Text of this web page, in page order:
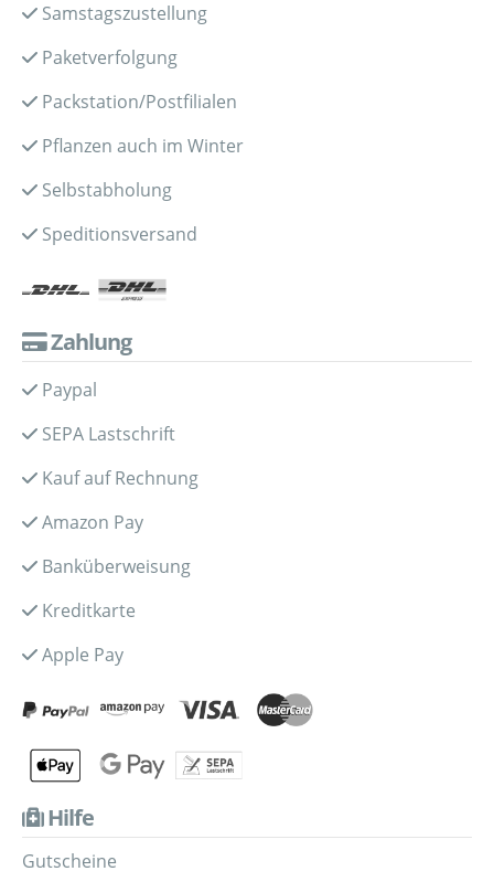
Samstagszustellung
Paketverfolgung
Packstation/Postfilialen
Pflanzen auch im Winter
Selbstabholung
Speditionsversand
Zahlung
Paypal
SEPA Lastschrift
Kauf auf Rechnung
Amazon Pay
Banküberweisung
Kreditkarte
Apple Pay
Hilfe
Gutscheine